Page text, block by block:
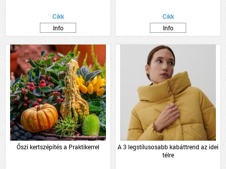
Cikk
Info
Cikk
Info
Őszi kertszépítés a Praktikerrel
A 3 legstílusosabb kabáttrend az idei
télre